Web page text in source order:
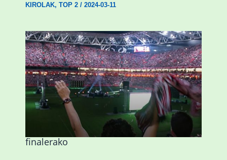
KIROLAK, TOP 2/ 2024-03-11
Abadiñok eta Ermuak ere pantaila
erraldoiak jarriko dituzte Kopako
finalerako